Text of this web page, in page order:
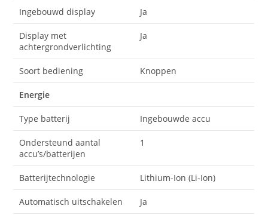
Ingebouwd display Ja
Display met
achtergrondverlichting
Ja
Soort bediening Knoppen
Energie
Type batterij Ingebouwde accu
Ondersteund aantal
accu’s/batterijen
1
Batterijtechnologie Lithium-Ion (Li-Ion)
Automatisch uitschakelen Ja